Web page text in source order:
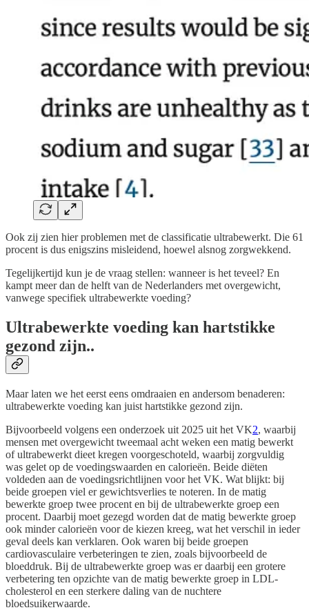
Ook zij zien hier problemen met de classificatie ultrabewerkt. Die 61
procent is dus enigszins misleidend, hoewel alsnog zorgwekkend.
Tegelijkertijd kun je de vraag stellen: wanneer is het teveel? En
kampt meer dan de helft van de Nederlanders met overgewicht,
vanwege specifiek ultrabewerkte voeding?
Ultrabewerkte voeding kan hartstikke
gezond zijn..
Maar laten we het eerst eens omdraaien en andersom benaderen:
ultrabewerkte voeding kan juist hartstikke gezond zijn.
Bijvoorbeeld volgens een onderzoek uit 2025 uit het VK2, waarbij
mensen met overgewicht tweemaal acht weken een matig bewerkt
of ultrabewerkt dieet kregen voorgeschoteld, waarbij zorgvuldig
was gelet op de voedingswaarden en calorieën. Beide diëten
voldeden aan de voedingsrichtlijnen voor het VK. Wat blijkt: bij
beide groepen viel er gewichtsverlies te noteren. In de matig
bewerkte groep twee procent en bij de ultrabewerkte groep een
procent. Daarbij moet gezegd worden dat de matig bewerkte groep
ook minder calorieën voor de kiezen kreeg, wat het verschil in ieder
geval deels kan verklaren. Ook waren bij beide groepen
cardiovasculaire verbeteringen te zien, zoals bijvoorbeeld de
bloeddruk. Bij de ultrabewerkte groep was er daarbij een grotere
verbetering ten opzichte van de matig bewerkte groep in LDL-
cholesterol en een sterkere daling van de nuchtere
bloedsuikerwaarde.